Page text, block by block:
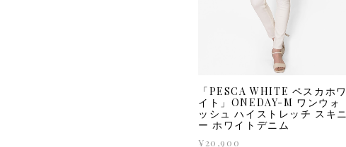
「PESCA WHITE ペスカホワ
イト」ONEDAY-M ワンウォ
ッシュ ハイストレッチ スキニ
ー ホワイトデニム
¥20,900